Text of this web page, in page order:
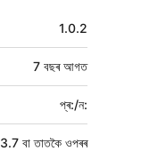
1.0.2
7 বছৰআগত
প্ৰ:/ন:
3.7 বা তাতকৈ ওপৰৰ